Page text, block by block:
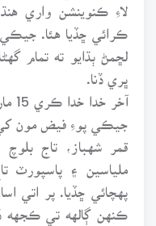
لاءِ ڪنوينشن واري
ڪرائي ڇڏيا هئا.
لڇمڻ ٻڌايو ته تمام
ڀري ڏنا.
جيڪي پوءِ فيض مون کي
قمر شهباز، تاج
ملياسين ۽ پاسپورٽ
پهچائي ڇڏيا. پر اتي
ڪنهن ڳالهه تي ڪجهه